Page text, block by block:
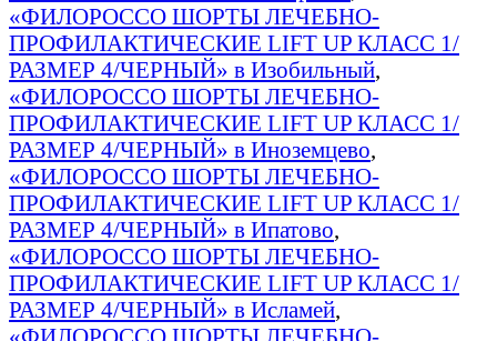
«ФИЛОРОССО ШОРТЫ ЛЕЧЕБНО-
ПРОФИЛАКТИЧЕСКИЕ LIFT UP КЛАСС 1/
РАЗМЕР 4/ЧЕРНЫЙ» в Изобильный,
«ФИЛОРОССО ШОРТЫ ЛЕЧЕБНО-
ПРОФИЛАКТИЧЕСКИЕ LIFT UP КЛАСС 1/
РАЗМЕР 4/ЧЕРНЫЙ» в Иноземцево,
«ФИЛОРОССО ШОРТЫ ЛЕЧЕБНО-
ПРОФИЛАКТИЧЕСКИЕ LIFT UP КЛАСС 1/
РАЗМЕР 4/ЧЕРНЫЙ» в Ипатово,
«ФИЛОРОССО ШОРТЫ ЛЕЧЕБНО-
ПРОФИЛАКТИЧЕСКИЕ LIFT UP КЛАСС 1/
РАЗМЕР 4/ЧЕРНЫЙ» в Исламей,
«ФИЛОРОССО ШОРТЫ ЛЕЧЕБНО-